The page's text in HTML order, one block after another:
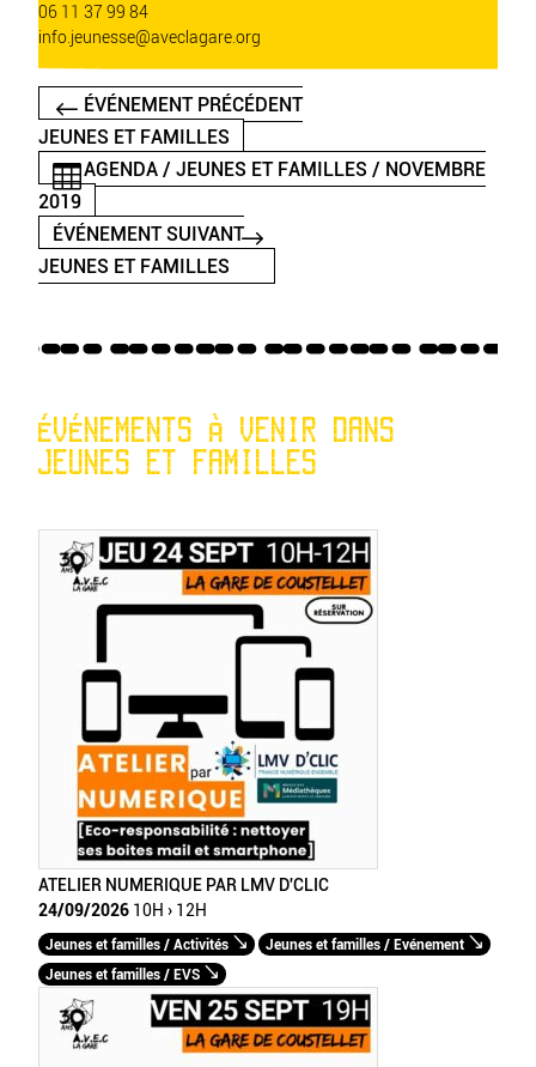
06 11 37 99 84
info.jeunesse@aveclagare.org
ÉVÉNEMENT PRÉCÉDENT
JEUNES ET FAMILLES
AGENDA / JEUNES ET FAMILLES / NOVEMBRE
2019
ÉVÉNEMENT SUIVANT
JEUNES ET FAMILLES
ÉVÉNEMENTS À VENIR DANS
JEUNES ET FAMILLES
ATELIER NUMERIQUE PAR LMV D'CLIC
24/09/2026 10H › 12H
Jeunes et familles / Activités
Jeunes et familles / Evénement
Jeunes et familles / EVS